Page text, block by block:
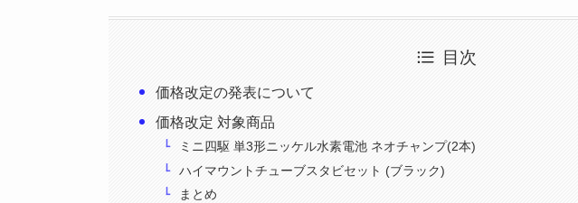
目次
価格改定の発表について
価格改定 対象商品
ミニ四駆 単3形ニッケル水素電池 ネオチャンプ(2本)
ハイマウントチューブスタビセット (ブラック)
まとめ